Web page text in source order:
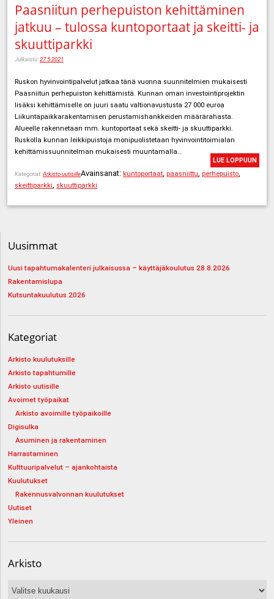
Paasniitun perhepuiston kehittäminen
jatkuu – tulossa kuntoportaat ja skeitti- ja
skuuttiparkki
Julkaistu:27.5.2021
Ruskon hyvinvointipalvelut jatkaa tänä vuonna suunnitelmien mukaisesti
Paasniitun perhepuiston kehittämistä. Kunnan oman investointiprojektin
lisäksi kehittämiselle on juuri saatu valtionavustusta 27 000 euroa
Liikuntapaikkarakentamisen perustamishankkeiden määrärahasta.
Alueelle rakennetaan mm. kuntoportaat sekä skeitti- ja skuuttiparkki.
Ruskolla kunnan leikkipuistoja monipuolistetaan hyvinvointitoimialan
kehittämissuunnitelman mukaisesti muuntamalla…
LUE LOPPUUN
Kategoriat:Arkisto uutisilleAvainsanat: kuntoportaat paasniittu perhepuisto
skeittiparkki skuuttiparkki
Uusimmat
Uusi tapahtumakalenteri julkaisussa – käyttäjäkoulutus 28.8.2026
Rakentamislupa
Kutsuntakuulutus 2026
Kategoriat
Arkisto kuulutuksille
Arkisto tapahtumille
Arkisto uutisille
Avoimet työpaikat
Arkisto avoimille työpaikoille
Digisulka
Asuminen ja rakentaminen
Harrastaminen
Kulttuuripalvelut – ajankohtaista
Kuulutukset
Rakennusvalvonnan kuulutukset
Uutiset
Yleinen
Arkisto
Arkisto